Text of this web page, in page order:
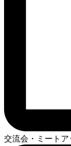
交流会・ミートア